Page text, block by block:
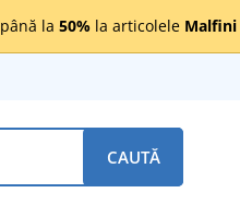
până la 50% la articolele Malfini
CAUTĂ